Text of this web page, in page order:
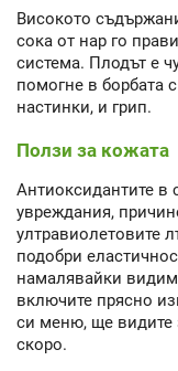
Високото
сока от нар го
система. Плодът е
помогне в борбата
настинки, и грип.
Ползи за кожата
Антиоксидантите в
увреждания,
ултравиолетовите
подобри
намалявайки
включите прясно
си меню, ще видите
скоро.